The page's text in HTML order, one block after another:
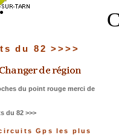
du 82 >>>>
du point rouge merci de
du 82 >>>
Gps les plus